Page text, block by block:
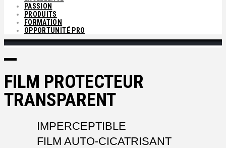
PASSION
PRODUITS
FORMATION
OPPORTUNITÉ PRO
FILM PROTECTEUR
TRANSPARENT
IMPERCEPTIBLE
FILM AUTO-CICATRISANT